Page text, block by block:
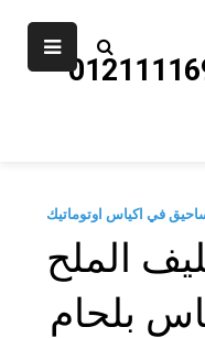
01211116954 – 01211116956 –
الملح
بلحام